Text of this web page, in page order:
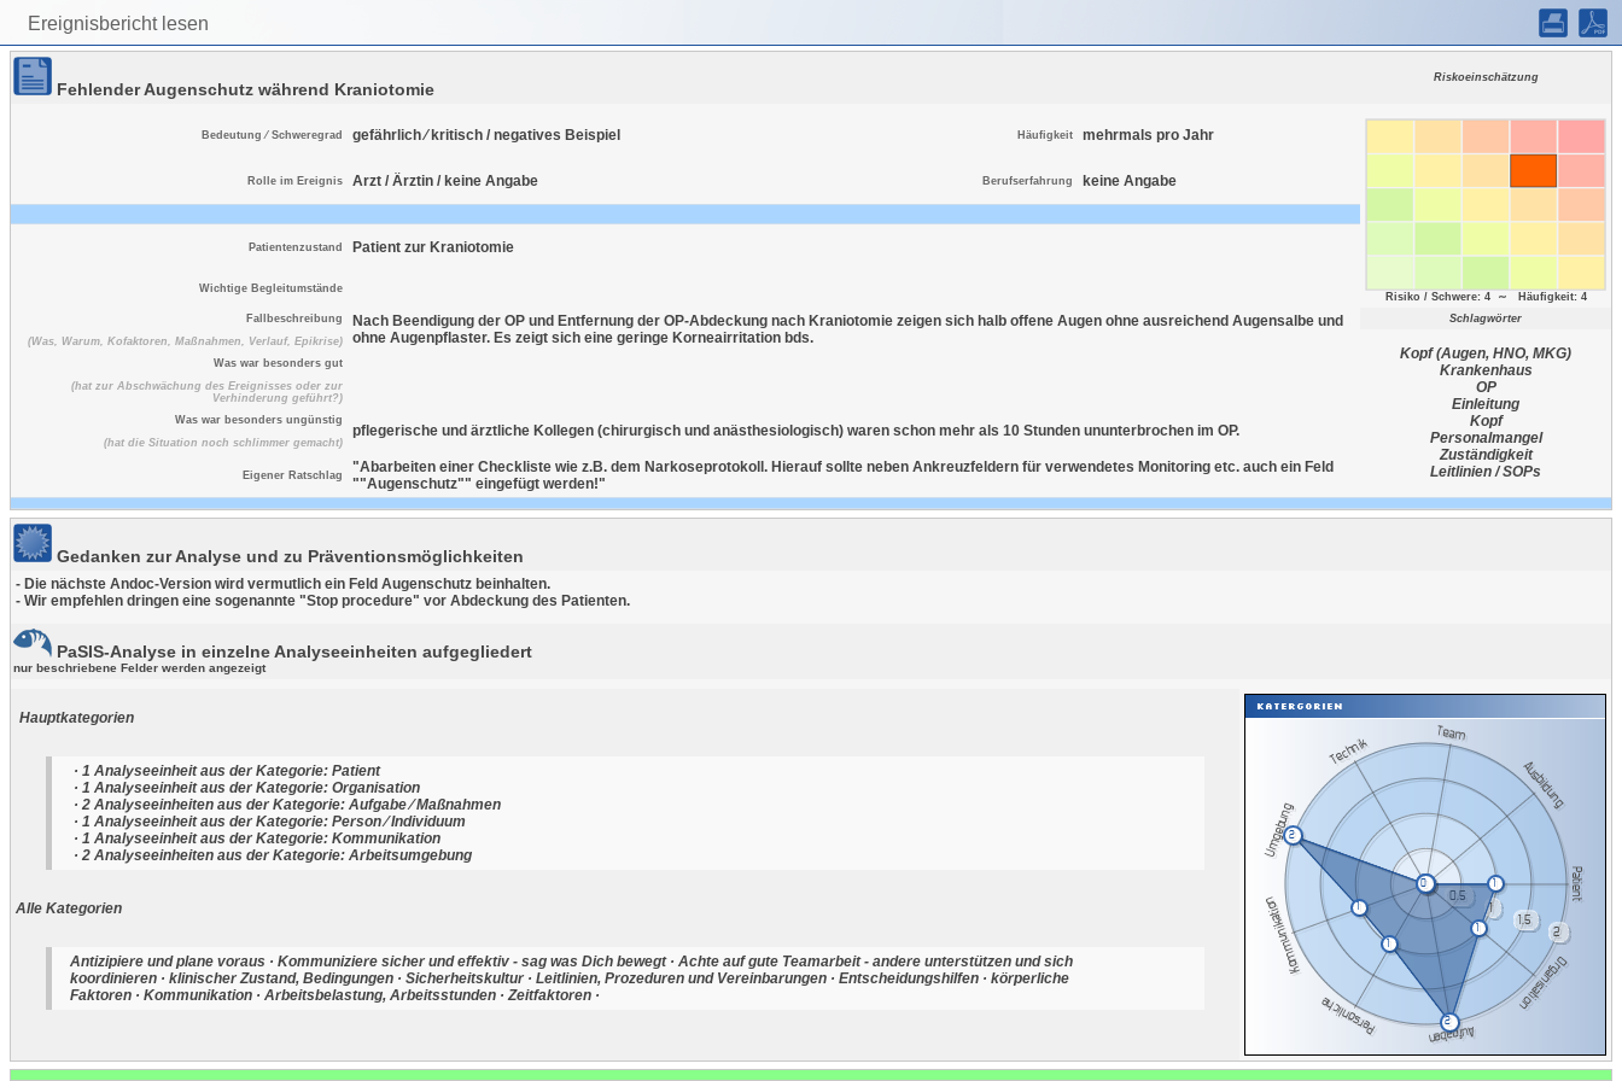
Ereignisbericht lesen
Fehlender Augenschutz während Kraniotomie
Riskoeinschätzung
Bedeutung ⁄ Schweregrad gefährlich ⁄ kritisch / negatives Beispiel Häufigkeit mehrmals pro Jahr
Risiko / Schwere: 4 ∼ Häufigkeit: 4
Rolle im Ereignis Arzt / Ärztin / keine Angabe Berufserfahrung keine Angabe
Patientenzustand Patient zur Kraniotomie
Wichtige Begleitumstände
Fallbeschreibung
(Was, Warum, Kofaktoren, Maßnahmen, Verlauf, Epikrise)
Nach Beendigung der OP und Entfernung der OP-Abdeckung nach Kraniotomie zeigen sich halb offene Augen ohne ausreichend Augensalbe und
ohne Augenpflaster. Es zeigt sich eine geringe Korneairritation bds.
Schlagwörter
Kopf (Augen, HNO, MKG)
Krankenhaus
OP
Einleitung
Kopf
Personalmangel
Zuständigkeit
Leitlinien / SOPs
Was war besonders gut
(hat zur Abschwächung des Ereignisses oder zur
Verhinderung geführt?)
Was war besonders ungünstig
(hat die Situation noch schlimmer gemacht)
pflegerische und ärztliche Kollegen (chirurgisch und anästhesiologisch) waren schon mehr als 10 Stunden ununterbrochen im OP.
Eigener Ratschlag
"Abarbeiten einer Checkliste wie z.B. dem Narkoseprotokoll. Hierauf sollte neben Ankreuzfeldern für verwendetes Monitoring etc. auch ein Feld
""Augenschutz"" eingefügt werden!"
Gedanken zur Analyse und zu Präventionsmöglichkeiten
- Die nächste Andoc-Version wird vermutlich ein Feld Augenschutz beinhalten.
- Wir empfehlen dringen eine sogenannte "Stop procedure" vor Abdeckung des Patienten.
PaSIS-Analyse in einzelne Analyseeinheiten aufgegliedert
nur beschriebene Felder werden angezeigt
Hauptkategorien
· 1 Analyseeinheit aus der Kategorie: Patient
· 1 Analyseeinheit aus der Kategorie: Organisation
· 2 Analyseeinheiten aus der Kategorie: Aufgabe ⁄ Maßnahmen
· 1 Analyseeinheit aus der Kategorie: Person ⁄ Individuum
· 1 Analyseeinheit aus der Kategorie: Kommunikation
· 2 Analyseeinheiten aus der Kategorie: Arbeitsumgebung
Alle Kategorien
Antizipiere und plane voraus · Kommuniziere sicher und effektiv - sag was Dich bewegt · Achte auf gute Teamarbeit - andere unterstützen und sich
koordinieren · klinischer Zustand, Bedingungen · Sicherheitskultur · Leitlinien, Prozeduren und Vereinbarungen · Entscheidungshilfen · körperliche
Faktoren · Kommunikation · Arbeitsbelastung, Arbeitsstunden · Zeitfaktoren ·